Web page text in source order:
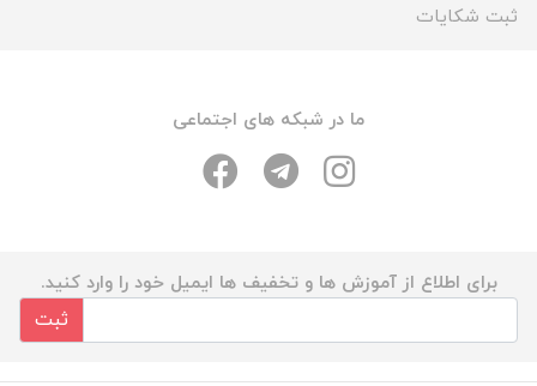
ثبت شکایات
ما در شبکه های اجتماعی
برای اطلاع از آموزش ها و تخفیف ها ایمیل خود را وارد کنید.
ثبت